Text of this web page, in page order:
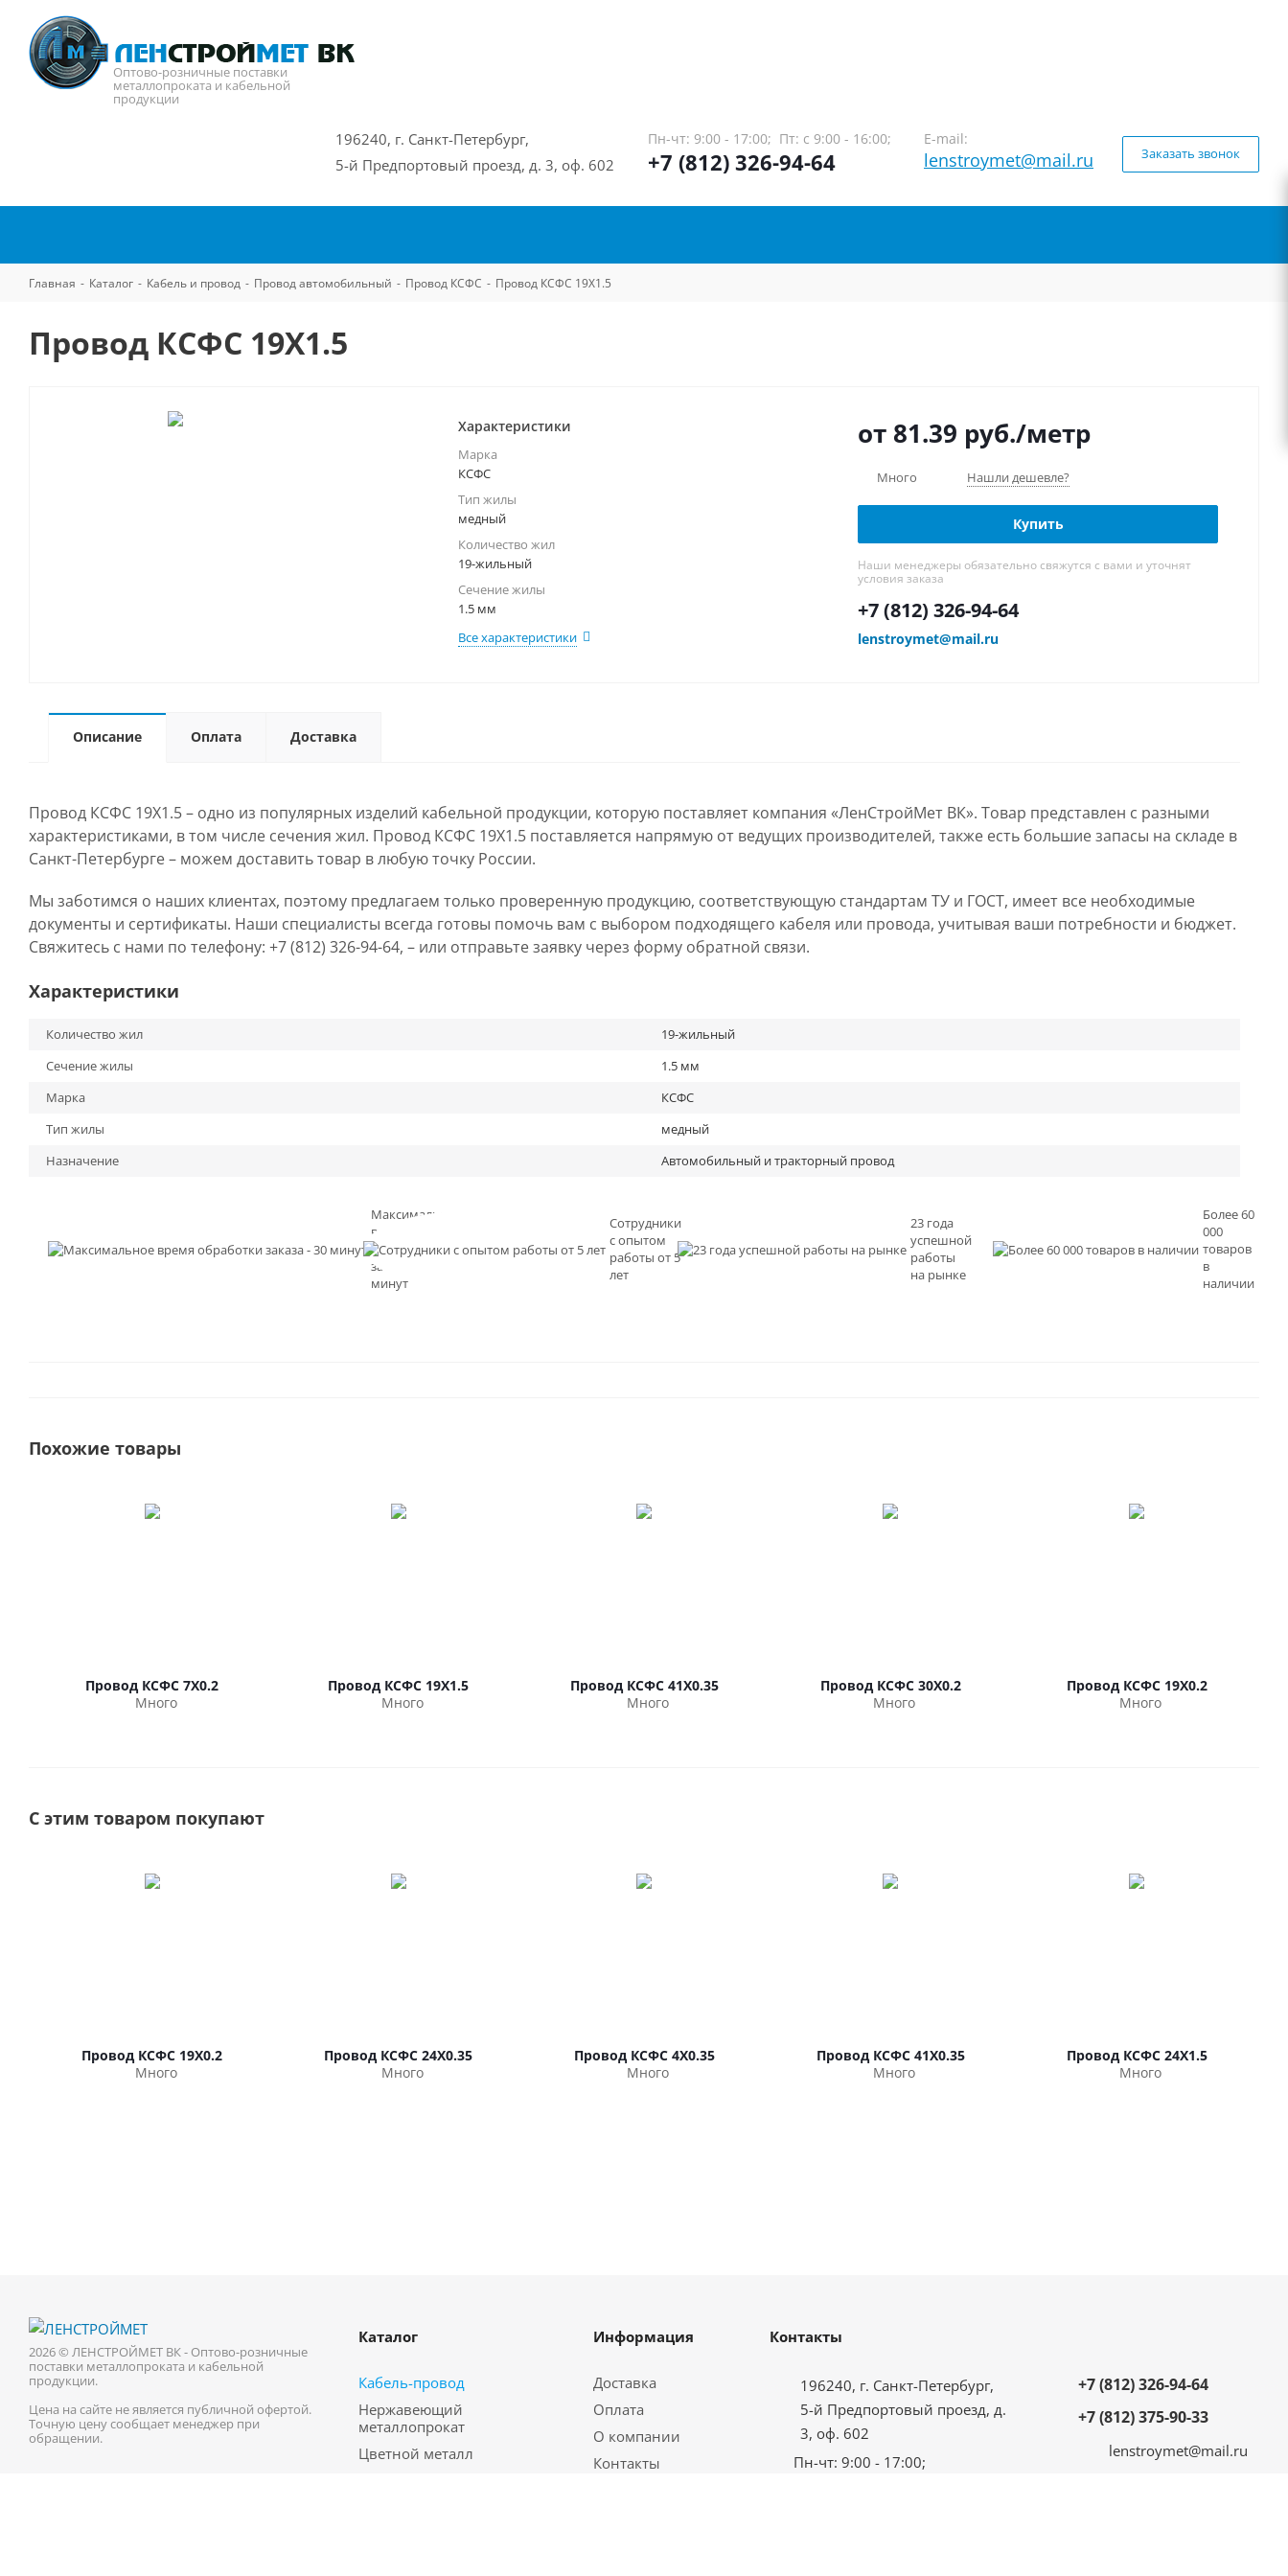
Оптово-розничные поставки
металлопроката и кабельной
продукции
196240, г. Санкт-Петербург,
5-й Предпортовый проезд, д. 3, оф. 602
Пн-чт: 9:00 - 17:00; Пт: с 9:00 - 16:00;
+7 (812) 326-94-64
E-mail:
lenstroymet@mail.ru Заказать звонок
Главная - Каталог - Кабель и провод - Провод автомобильный - Провод КСФС - Провод КСФС 19Х1.5
Провод КСФС 19Х1.5
Характеристики
Марка
КСФС
Тип жилы
медный
Количество жил
19-жильный
Сечение жилы
1.5 мм
Все характеристики
от 81.39 руб./метр
Много Нашли дешевле?
Купить
Наши менеджеры обязательно свяжутся с вами и уточнят
условия заказа
+7 (812) 326-94-64
lenstroymet@mail.ru
Описание Оплата Доставка
Провод КСФС 19Х1.5 – одно из популярных изделий кабельной продукции, которую поставляет компания «ЛенСтройМет ВК». Товар представлен с разными
характеристиками, в том числе сечения жил. Провод КСФС 19Х1.5 поставляется напрямую от ведущих производителей, также есть большие запасы на складе в
Санкт-Петербурге – можем доставить товар в любую точку России.
Мы заботимся о наших клиентах, поэтому предлагаем только проверенную продукцию, соответствующую стандартам ТУ и ГОСТ, имеет все необходимые
документы и сертификаты. Наши специалисты всегда готовы помочь вам с выбором подходящего кабеля или провода, учитывая ваши потребности и бюджет.
Свяжитесь с нами по телефону: +7 (812) 326-94-64, – или отправьте заявку через форму обратной связи.
Характеристики
Количество жил
19-жильный
Сечение жилы
1.5 мм
Марка
КСФС
Тип жилы
медный
Назначение
Автомобильный и тракторный провод
Максимальное
время
обработки
заказа - 30
минут
Сотрудники
с опытом
работы от 5
лет
23 года
успешной
работы
на рынке
Более 60
000
товаров
в
наличии
Похожие товары
Провод КСФС 7Х0.2
Много
Провод КСФС 19Х1.5
Много
Провод КСФС 41Х0.35
Много
Провод КСФС 30Х0.2
Много
Провод КСФС 19Х0.2
Много
С этим товаром покупают
Провод КСФС 19Х0.2
Много
Провод КСФС 24Х0.35
Много
Провод КСФС 4Х0.35
Много
Провод КСФС 41Х0.35
Много
Провод КСФС 24Х1.5
Много
2026 © ЛЕНСТРОЙМЕТ ВК - Оптово-розничные
поставки металлопроката и кабельной
продукции.
Цена на сайте не является публичной офертой.
Точную цену сообщает менеджер при
обращении.
Каталог
Кабель-провод
Нержавеющий
металлопрокат
Цветной металл
Информация
Доставка
Оплата
О компании
Контакты
Контакты
196240, г. Санкт-Петербург,
5-й Предпортовый проезд, д.
3, оф. 602
Пн-чт: 9:00 - 17:00;
+7 (812) 326-94-64
+7 (812) 375-90-33
lenstroymet@mail.ru